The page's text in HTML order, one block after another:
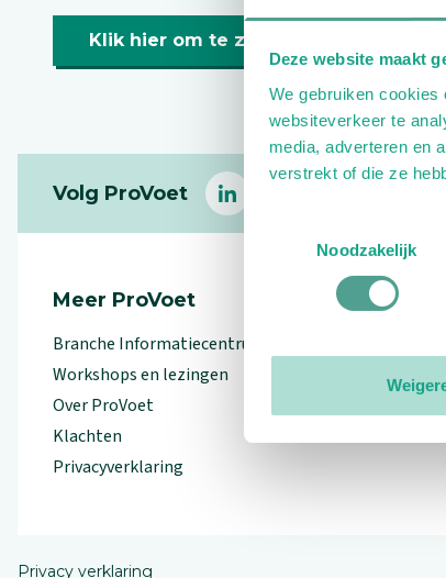
Deze website maakt
We gebruiken
websiteverkeer te
media, adverteren en
verstrekt of die ze
Noodzakelijk
Klik hier om te zoeken naar een
Volg ProVoet
linkedin
Meer ProVoet
Branche Informatiecentrum
Workshops en lezingen
Over ProVoet
Klachten
Privacyverklaring
Privacy verklaring